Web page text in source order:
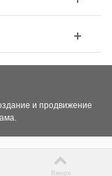
и продвижение
Вверх